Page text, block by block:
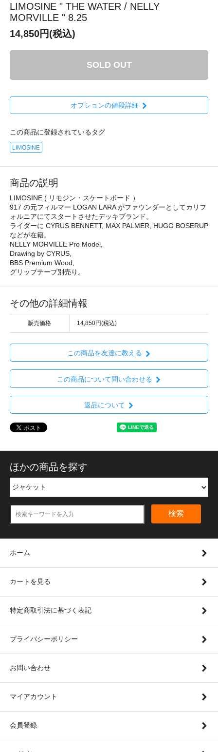
LIMOSINE " THE WATER / NELLY
MORVILLE " 8.25
14,850円(税込)
SOLD OUT
オプションの値段詳細
この商品に登録されているタグ
LIMOSINE
商品の説明
LIMOSINE ( リモジン・スケートボード ）
917 の元フィルマー LOGAN LARA がファウンダーとしてカリフ
ォルニアにてスタートさせたデッキブランド。
ライダーに CYRUS BENNETT, MAX PALMER, HUGO BOSERUP
などが在籍。
NELLY MORVILLE Pro Model,
Drawing by CYRUS,
BBS Premium Wood,
グリップテープ別売り。
その他の詳細情報
販売価格 14,850円(税込)
この商品を友達に教える
この商品について問い合わせる
返品について
ほかの商品を探す
検索
ホーム
カートを見る
特定商取引法に基づく表記
プライバシーポリシー
お問い合わせ
マイアカウント
会員登録